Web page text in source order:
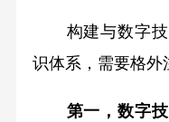
构建与数字技
识体系，需要格外
第一，数字技